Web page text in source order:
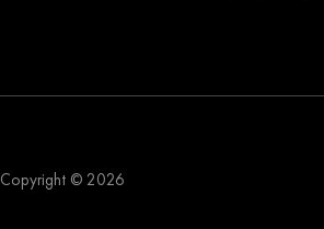
Copyright © 2026